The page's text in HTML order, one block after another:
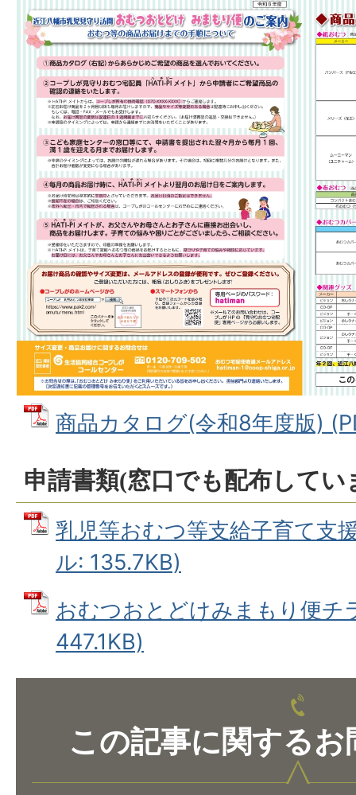
商品カタログ(令和8年度版)
申請書類(窓口でも配布してい
乳児等おむつ等支給子育て支
ル: 135.7KB)
おむつおとどけみまもり便チ
447.1KB)
この記事に関するお